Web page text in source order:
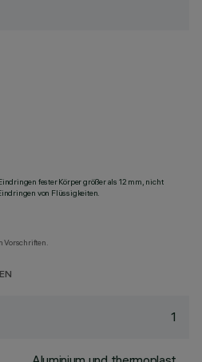
fester Körper größer als 12 mm, nicht
von Flüssigkeiten.
Vorschriften.
1